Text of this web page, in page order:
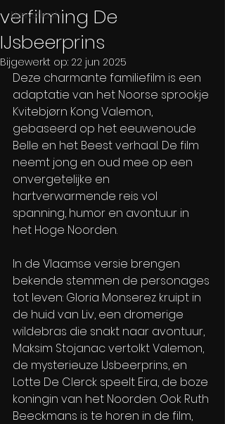
Newsflash
verfilming De
IJsbeerprins
Bijgewerkt op: 22 jun 2025
Deze charmante familiefilm is een
adaptatie van het Noorse sprookje
Kvitebjørn Kong Valemon,
gebaseerd op het eeuwenoude
Belle en het Beest verhaal. De film
neemt jong en oud mee op een
onvergetelijke en
hartverwarmende reis vol
spanning, humor en avontuur in
het Hoge Noorden.
In de Vlaamse versie brengen
bekende stemmen de personages
tot leven: Gloria Monserez kruipt in
de huid van Liv, een dromerige
wildebras die snakt naar avontuur,
Maksim Stojanac vertolkt Valemon,
de mysterieuze IJsbeerprins, en
Lotte De Clerck speelt Eira, de boze
koningin van het Noorden. Ook Ruth
Beeckmans is te horen in de film,